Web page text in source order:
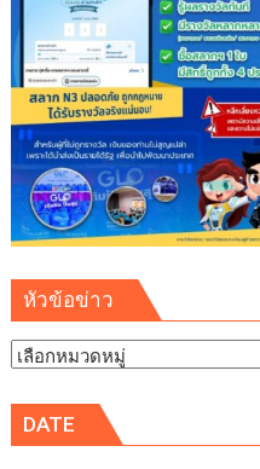
หัวข้อข่าว
หัวข้อ
DATE